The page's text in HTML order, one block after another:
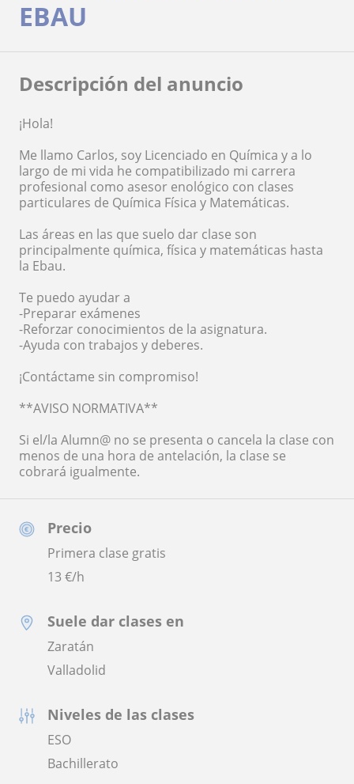
Precio
Primera clase gratis
13 €/h
Suele dar clases en
Zaratán
Valladolid
Niveles de las clases
ESO
Bachillerato
EBAU
Descripción del anuncio
¡Hola!
Me llamo Carlos, soy Licenciado en Química y a lo
largo de mi vida he compatibilizado mi carrera
profesional como asesor enológico con clases
particulares de Química Física y Matemáticas.
Las áreas en las que suelo dar clase son
principalmente química, física y matemáticas hasta
la Ebau.
Te puedo ayudar a
-Preparar exámenes
-Reforzar conocimientos de la asignatura.
-Ayuda con trabajos y deberes.
¡Contáctame sin compromiso!
**AVISO NORMATIVA**
Si el/la Alumn@ no se presenta o cancela la clase con
menos de una hora de antelación, la clase se
cobrará igualmente.